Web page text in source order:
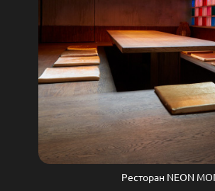
Ресторан NEON